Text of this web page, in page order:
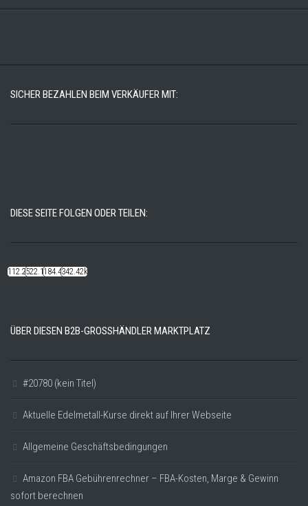
SICHER BEZAHLEN BEIM VERKÄUFER MIT:
DIESE SEITE FOLGEN ODER TEILEN:
112.22k522.14k184.48k342.42k
ÜBER DIESEN B2B-GROSSHÄNDLER MARKTPLATZ
#20780 (kein Titel)
Aktuelle Edelmetall-Kurse direkt auf Ihrer Webseite
Allgemeine Geschäftsbedingungen
Amazon FBA Gebührenrechner – FBA-Kosten, Marge & Gewinn
sofort berechnen